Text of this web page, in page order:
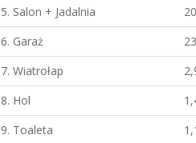
5. Salon + Jadalnia
6. Garaż
7. Wiatrołap
8. Hol
9. Toaleta